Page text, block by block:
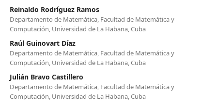
Reinaldo Rodríguez Ramos
Departamento de Matemática, Facultad de Matemática y
Computación, Universidad de La Habana, Cuba
Raúl Guinovart Díaz
Departamento de Matemática, Facultad de Matemática y
Computación, Universidad de La Habana, Cuba
Julián Bravo Castillero
Departamento de Matemática, Facultad de Matemática y
Computación, Universidad de La Habana, Cuba